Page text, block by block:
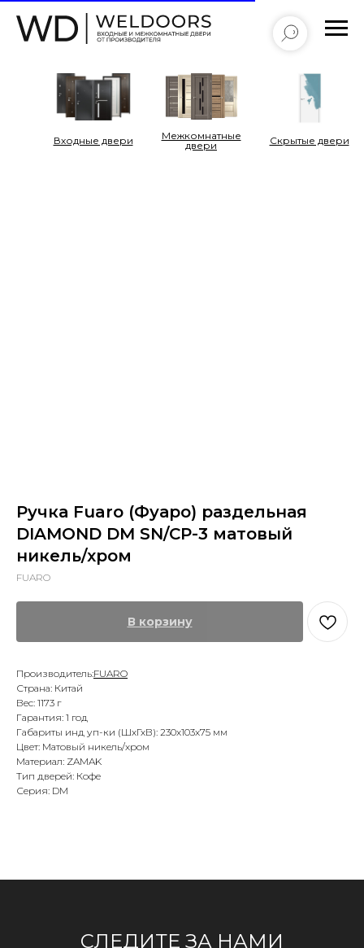
Cкрытые двери
Входные двери
Межкомнатные
двери
Ручка Fuaro (Фуаро) раздельная
DIAMOND DM SN/CP-3 матовый
никель/хром
FUARO
В корзину
Производитель:FUARO
Страна: Китай
Вес: 1173 г
Гарантия: 1 год
Габариты инд уп-ки (ШхГхВ): 230x103x75 мм
Цвет: Матовый никель/хром
Материал: ZAMAK
Тип дверей: Кофе
Серия: DM
СЛЕДИТЕ ЗА НАМИ